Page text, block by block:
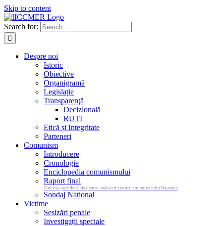
Skip to content
Search for:
Despre noi
Istoric
Obiective
Organigramă
Legislație
Transparenţă
Decizională
RUTI
Etică și Integritate
Parteneri
Comunism
Introducere
Cronologie
Enciclopedia comunismului
Raport final
Comisia prezidentiala pentru analiza dictaturii comuniste din Romania
Sondaj Național
Victime
Sesizări penale
Investigații speciale